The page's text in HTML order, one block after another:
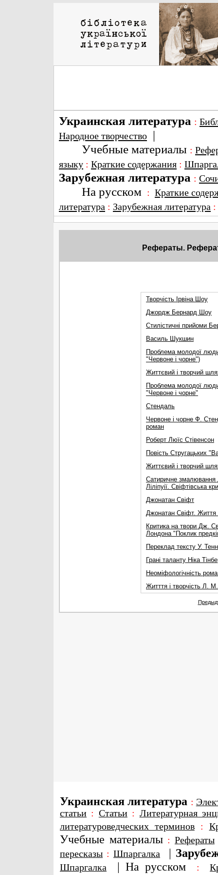
Украинская литература :
Народное творчество |
Учебные материалы :
языку : Краткие содержания :
Зарубежная литература :
На русском : Краткие
литература : Зарубежная литература
Рефераты.
Творчість Ірвіна Шоу
Джордж Бернард Шоу
Стилістичні прийоми
Василь Шукшин
Проблема молодої
"Червоне і чорне")
Життєвий і творчий
Проблема молодої
"Червоне і чорне"
Стендаль
Червоне і чорне Ф.
роман
Роберт Люїс Стівенсон
Повість Стругацьких
Життєвий і творчий
Сатиричне змалювання
Ліліпуії. Свіфтівська
Джонатан Свіфт
Джонатан Свіфт. Життя
Критика на твори Дж.
Лондона "Поклик
Переклад тексту У.
Грані таланту Ніка
Неоміфологічність
Житття і творчість Л.
Украинская литература :
статьи : Статьи: Литературная
литературоведческих терминов:
Учебные материалы : Рефераты
пересказы : Шпаргалка |
Шпаргалка | На русском :